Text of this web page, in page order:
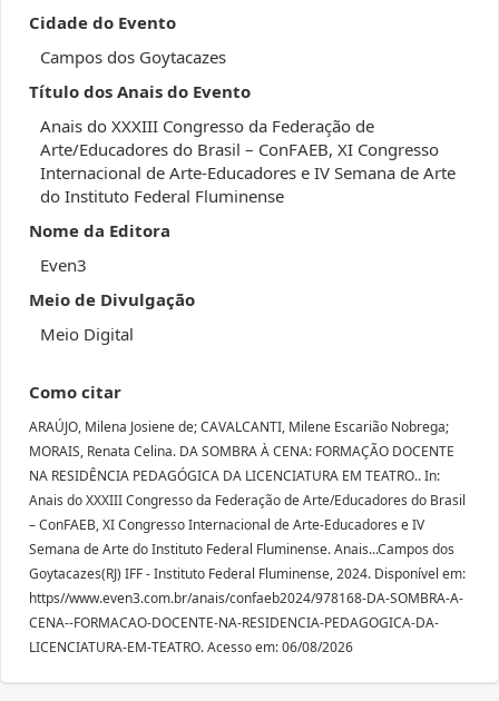
Cidade do Evento
Campos dos Goytacazes
Título dos Anais do Evento
Anais do XXXIII Congresso da Federação de
Arte/Educadores do Brasil – ConFAEB, XI Congresso
Internacional de Arte-Educadores e IV Semana de Arte
do Instituto Federal Fluminense
Nome da Editora
Even3
Meio de Divulgação
Meio Digital
Como citar
ARAÚJO, Milena Josiene de; CAVALCANTI, Milene Escarião Nobrega;
MORAIS, Renata Celina. DA SOMBRA À CENA: FORMAÇÃO DOCENTE
NA RESIDÊNCIA PEDAGÓGICA DA LICENCIATURA EM TEATRO.. In:
Anais do XXXIII Congresso da Federação de Arte/Educadores do Brasil
– ConFAEB, XI Congresso Internacional de Arte-Educadores e IV
Semana de Arte do Instituto Federal Fluminense. Anais...Campos dos
Goytacazes(RJ) IFF - Instituto Federal Fluminense, 2024. Disponível em:
https//www.even3.com.br/anais/confaeb2024/978168-DA-SOMBRA-A-
CENA--FORMACAO-DOCENTE-NA-RESIDENCIA-PEDAGOGICA-DA-
LICENCIATURA-EM-TEATRO. Acesso em: 06/08/2026